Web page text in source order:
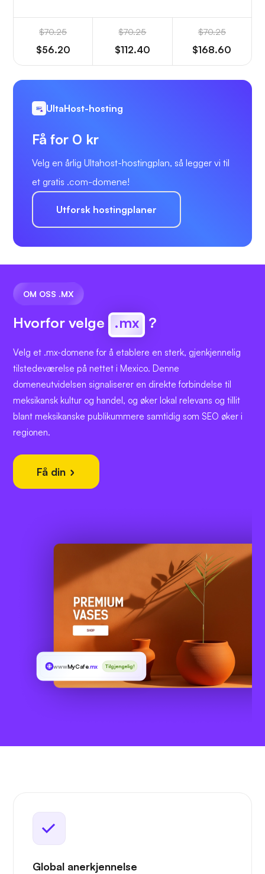
$70.25
$56.20
$70.25
$112.40
$70.25
$168.60
UltaHost-hosting
Få for 0 kr
Velg en årlig Ultahost-hostingplan, så legger vi til
et gratis .com-domene!
Utforsk hostingplaner
OM OSS .MX
Hvorfor velge .mx ?
Velg et .mx-domene for å etablere en sterk, gjenkjennelig
tilstedeværelse på nettet i Mexico. Denne
domeneutvidelsen signaliserer en direkte forbindelse til
meksikansk kultur og handel, og øker lokal relevans og tillit
blant meksikanske publikummere samtidig som SEO øker i
regionen.
Få din
wwwMyCafe.mx Tilgjengelig!
Global anerkjennelse